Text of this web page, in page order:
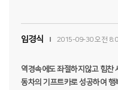
임경식 2015-09-30 오전
역경속에도 좌절하지않고 힘찬
동차의 기프트카로 성공하여